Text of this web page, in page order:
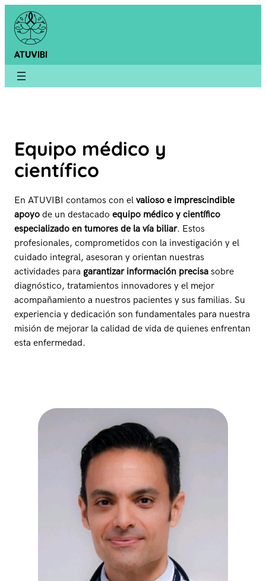
Saltar
contenido
Equipo médico y
científico
En ATUVIBI contamos con el valioso e imprescindible
apoyo de un destacado equipo médico y científico
especializado en tumores de la vía biliar. Estos
profesionales, comprometidos con la investigación y el
cuidado integral, asesoran y orientan nuestras
actividades para garantizar información precisa sobre
diagnóstico, tratamientos innovadores y el mejor
acompañamiento a nuestros pacientes y sus familias. Su
experiencia y dedicación son fundamentales para nuestra
misión de mejorar la calidad de vida de quienes enfrentan
esta enfermedad.